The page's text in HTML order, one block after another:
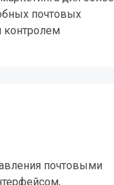
почтовых
почтовыми